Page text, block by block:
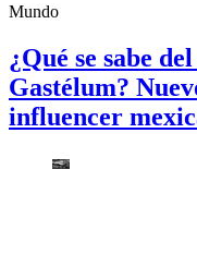
Mundo
¿Qué se sabe
Gastélum?
influencer